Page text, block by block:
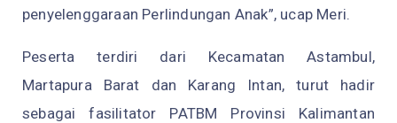
penyelenggaraan Perlindungan Anak”, ucap Meri.
Peserta terdiri dari Kecamatan Astambul,
Martapura Barat dan Karang Intan, turut hadir
sebagai fasilitator PATBM Provinsi Kalimantan